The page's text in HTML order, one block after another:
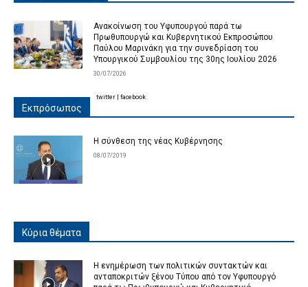
Ανακοίνωση του Υφυπουργού παρά τω
Πρωθυπουργώ και Κυβερνητικού Εκπροσώπου
Παύλου Μαρινάκη για την συνεδρίαση του
Υπουργικού Συμβουλίου της 30ης Ιουλίου 2026
30/07/2026
Εκπρόσωπος
Η σύνθεση της νέας Κυβέρνησης
08/07/2019
twitter facebook
Κύρια θέματα
Η ενημέρωση των πολιτικών συντακτών και
ανταποκριτών ξένου Τύπου από τον Υφυπουργό